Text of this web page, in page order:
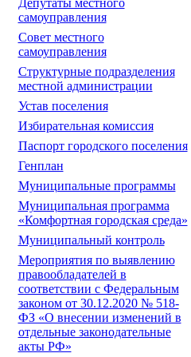
Депутаты местного
самоуправления
Совет местного
самоуправления
Структурные подразделения
местной администрации
Устав поселения
Избирательная комиссия
Паспорт городского поселения
Генплан
Муниципальные программы
Муниципальная программа
«Комфортная городская среда»
Муниципальный контроль
Мероприятия по выявлению
правообладателей в
соответствии с Федеральным
законом от 30.12.2020 № 518-
ФЗ «О внесении изменений в
отдельные законодательные
акты РФ»